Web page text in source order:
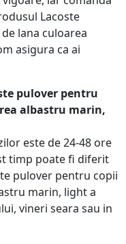
Lacoste
lana culoarea
asigura ca ai
pulover pentru
albastru marin,
este de 24-48 ore
timp poate fi diferit
pulover pentru copii
marin, light a
vineri seara sau in